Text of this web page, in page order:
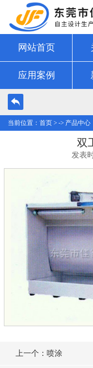
网站首页
应用案例
当前位置： 首页 > -> 产品中心
双
发表
上一个：喷涂